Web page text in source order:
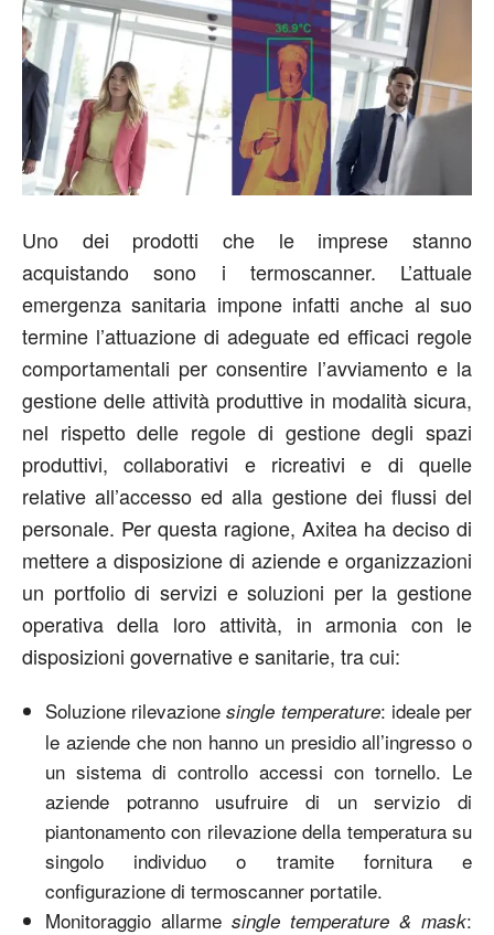
Uno dei prodotti che le imprese stanno
acquistando sono i termoscanner. L’attuale
emergenza sanitaria impone infatti anche al suo
termine l’attuazione di adeguate ed efficaci regole
comportamentali per consentire l’avviamento e la
gestione delle attività produttive in modalità sicura,
nel rispetto delle regole di gestione degli spazi
produttivi, collaborativi e ricreativi e di quelle
relative all’accesso ed alla gestione dei flussi del
personale. Per questa ragione, Axitea ha deciso di
mettere a disposizione di aziende e organizzazioni
un portfolio di servizi e soluzioni per la gestione
operativa della loro attività, in armonia con le
disposizioni governative e sanitarie, tra cui:
Soluzione rilevazionesingle temperature: ideale per
le aziende che non hanno un presidio all’ingresso o
un sistema di controllo accessi con tornello. Le
aziende potranno usufruire di un servizio di
piantonamento con rilevazione della temperatura su
singolo individuo o tramite fornitura e
configurazione di termoscanner portatile.
Monitoraggio allarme single temperature & mask: